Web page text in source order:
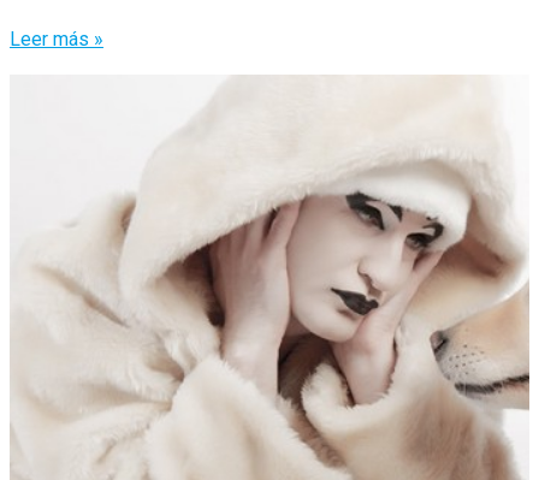
Luis
atroz
Leer más »